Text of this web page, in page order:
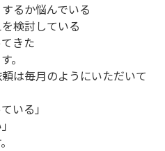
るか悩んでいる
検討している
きた
。
は毎月のようにいただいて
いる」